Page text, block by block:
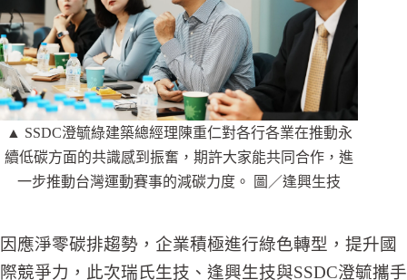
▲ SSDC澄毓綠建築總經理陳重仁對各行各業在推動永
續低碳方面的共識感到振奮，期許大家能共同合作，進
一步推動台灣運動賽事的減碳力度。 圖／逢興生技
因應淨零碳排趨勢，企業積極進行綠色轉型，提升國
際競爭力，此次瑞氏生技、逢興生技與SSDC澄毓攜手